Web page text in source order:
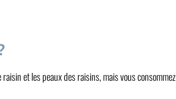
et les peaux des raisins, mais vous consommez